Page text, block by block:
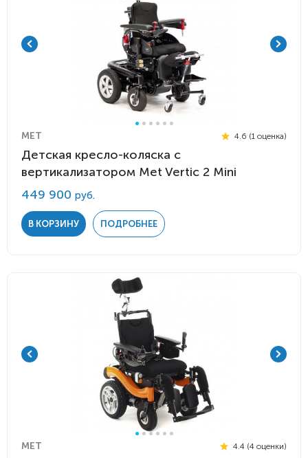
MET 4.6 (1 оценка)
Детская кресло-коляска с
вертикализатором Met Vertic 2 Mini
449 900 руб.
В КОРЗИНУ ПОДРОБНЕЕ
MET 4.4 (4 оценки)